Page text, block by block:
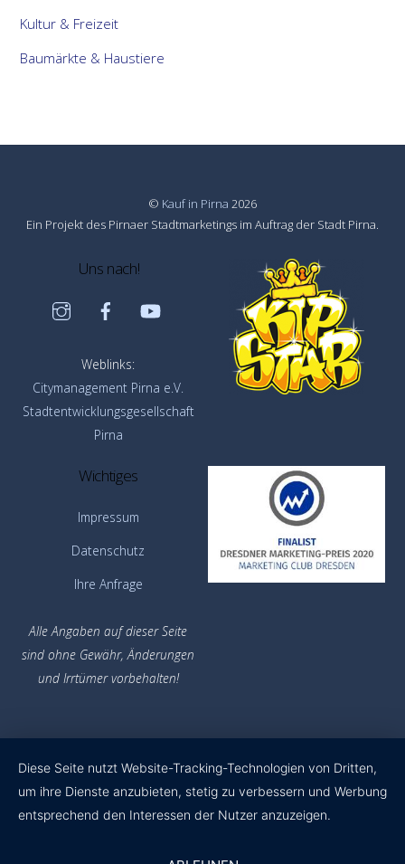
Kultur & Freizeit
Baumärkte & Haustiere
© Kauf in Pirna 2026
Ein Projekt des Pirnaer Stadtmarketings im Auftrag der Stadt Pirna.
Uns nach!
Instagram
Weblinks:
Citymanagement Pirna e.V.
Stadtentwicklungsgesellschaft
Pirna
Wichtiges
Impressum
Datenschutz
Ihre Anfrage
Alle Angaben auf dieser Seite
sind ohne Gewähr,Änderungen
und Irrtümer vorbehalten!
Diese Seite nutzt Website-Tracking-Technologien von Dritten,
um ihre Dienste anzubieten, stetig zu verbessern und Werbung
entsprechend den Interessen der Nutzer anzuzeigen.